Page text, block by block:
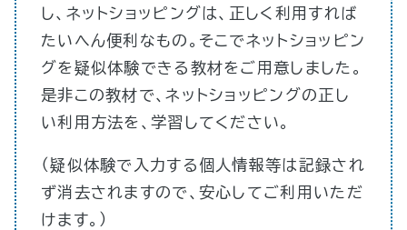
し、ネットショッピングは、正しく利用すれば
たいへん便利なもの。そこでネットショッピン
グを疑似体験できる教材をご用意しました。
是非この教材で、ネットショッピングの正し
い利用方法を、学習してください。
（疑似体験で入力する個人情報等は記録され
ず消去されますので、安心してご利用いただ
けます。）